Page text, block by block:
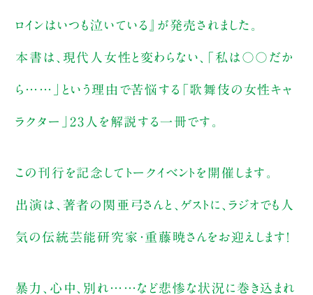
ロインはいつも泣いている』が発売されました。
本書は、現代人女性と変わらない、「私は〇〇だか
ら……」という理由で苦悩する「歌舞伎の女性キャ
ラクター」23人を解説する一冊です。
この刊行を記念してトークイベントを開催します。
出演は、著者の関亜弓さんと、ゲストに、ラジオでも人
気の伝統芸能研究家・重藤暁さんをお迎えします！
暴力、心中、別れ……など悲惨な状況に巻き込まれ